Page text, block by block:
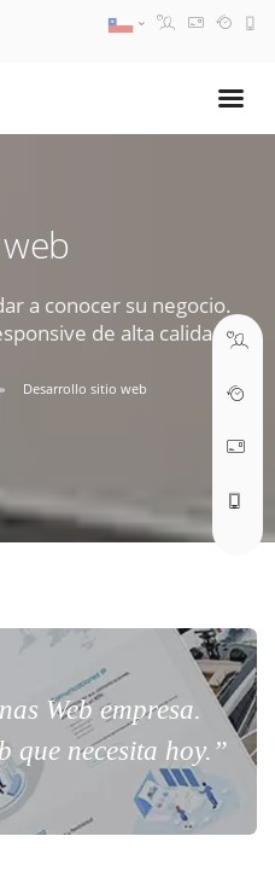
a conocer su negocio.
de alta calidad.
Desarrollo sitio web
Web empresa.
que necesita hoy.”
PM